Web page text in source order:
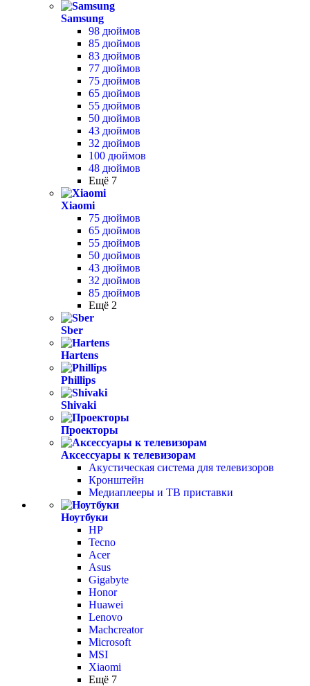
Samsung
98 дюймов
85 дюймов
83 дюймов
77 дюймов
75 дюймов
65 дюймов
55 дюймов
50 дюймов
43 дюймов
32 дюймов
100 дюймов
48 дюймов
Ещё 7
Xiaomi
75 дюймов
65 дюймов
55 дюймов
50 дюймов
43 дюймов
32 дюймов
85 дюймов
Ещё 2
Sber
Hartens
Phillips
Shivaki
Проекторы
Аксессуары к телевизорам
Акустическая система для телевизоров
Кронштейн
Медиаплееры и ТВ приставки
Ноутбуки
HP
Tecno
Acer
Asus
Gigabyte
Honor
Huawei
Lenovo
Machcreator
Microsoft
MSI
Xiaomi
Ещё 7